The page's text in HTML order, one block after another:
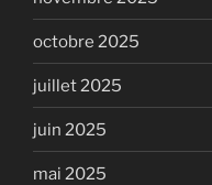
octobre 2025
juillet 2025
juin 2025
mai 2025